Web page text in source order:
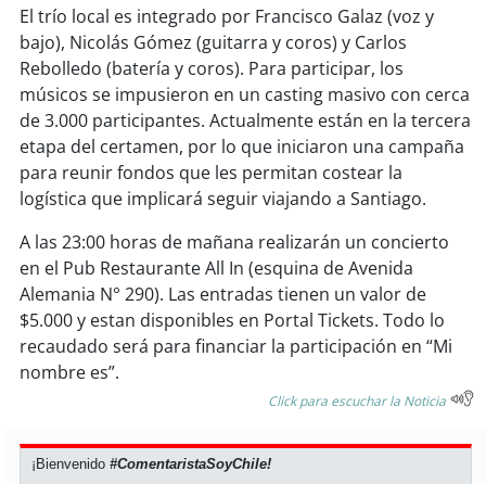
soyquillota
soysanantonio
soychillán
soysancarlos
soy talcahuano
concepción
soycoronel
soytemuco
El trío local es integrado por Francisco Galaz (voz y
bajo), Nicolás Gómez (guitarra y coros) y Carlos
Rebolledo (batería y coros). Para participar, los
músicos se impusieron en un casting masivo con cerca
de 3.000 participantes. Actualmente están en la tercera
etapa del certamen, por lo que iniciaron una campaña
para reunir fondos que les permitan costear la
logística que implicará seguir viajando a Santiago.
A las 23:00 horas de mañana realizarán un concierto
en el Pub Restaurante All In (esquina de Avenida
Alemania N° 290). Las entradas tienen un valor de
$5.000 y estan disponibles en Portal Tickets. Todo lo
recaudado será para financiar la participación en “Mi
nombre es”.
Click para escuchar la Noticia
¡Bienvenido#ComentaristaSoyChile!